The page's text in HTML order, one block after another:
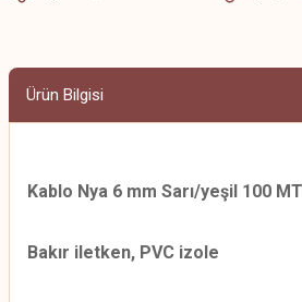
Ürün Bilgisi
Kablo Nya 6 mm Sarı/yeşil 100
Bakır iletken, PVC izole